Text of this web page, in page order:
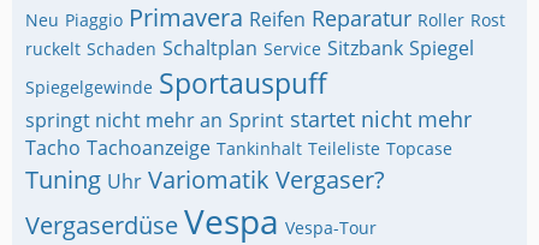
Neu Piaggio Primavera Reifen Reparatur Roller Rost
ruckelt Schaden Schaltplan Service Sitzbank Spiegel
Spiegelgewinde Sportauspuff
springt nicht mehr an Sprint startet nicht mehr
Tacho Tachoanzeige Tankinhalt Teileliste Topcase
Tuning Uhr Variomatik Vergaser?
VergaserdüseVespa Vespa-Tour